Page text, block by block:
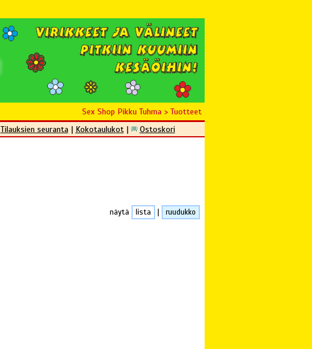
Sex Shop Pikku Tuhma > Tuotteet
Tilauksien seuranta| Kokotaulukot| Ostoskori
näytä lista ruudukko